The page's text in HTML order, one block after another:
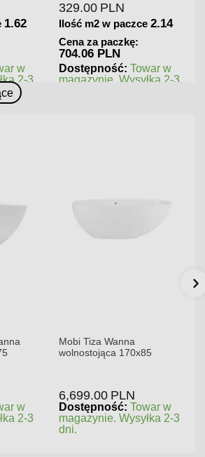
2.14
w
2-3
379.00 PLN
Ilość m2 w paczce 1.44
Cena za paczkę:
545.76 PLN
Dostępność: Towar w
magazynie. Wysyłka 2-3
w
2-3
Mobi Tiza Wanna
wolnostojąca 170x85
6,699.00 PLN
Dostępność: Towar w
magazynie. Wysyłka 2-3
dni.